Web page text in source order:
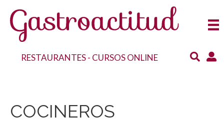
RESTAURANTES- CURSOS ONLINE
COCINEROS